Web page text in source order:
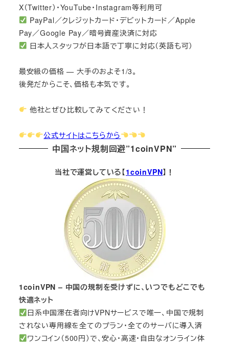
X（Twitter）・YouTube・Instagram等利用可
PayPal／クレジットカード・デビットカード／Apple
Pay／Google Pay／暗号資産決済に対応
日本人スタッフが日本語で丁寧に対応（英語も可）
最安級の価格 — 大手のおよそ1/3。
後発だからこそ、価格も本気です。
他社とぜひ比較してみてください！
公式サイトはこちらから
中国ネット規制回避”1coinVPN”
当社で運営している【1coinVPN】！
1coinVPN – 中国の規制を受けずに、いつでもどこでも
快適ネット
日系中国滞在者向けVPNサービスで唯一、中国で規制
されない専用線を全てのプラン・全てのサーバに導入済
ワンコイン（500円）で、安心・高速・自由なオンライン体